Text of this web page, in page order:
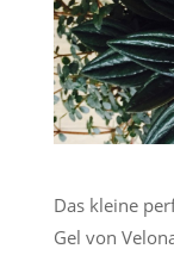
Das kleine
Gel von